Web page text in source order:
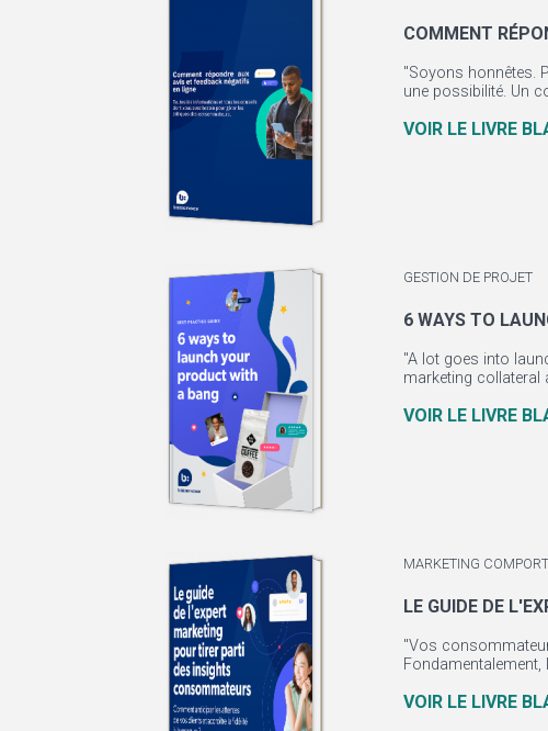
COMMENT
"Soyons honnêtes.
une possibilité. Un
VOIR LE LIVRE
GESTION DE PROJET
6 WAYS TO
"A lot goes into
marketing collateral
VOIR LE LIVRE
MARKETING
LE GUIDE DE
"Vos
VOIR LE LIVRE